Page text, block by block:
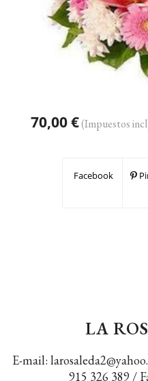
70,00 €(Impuestos
Facebook
LA
E-mail:
915 326 389/